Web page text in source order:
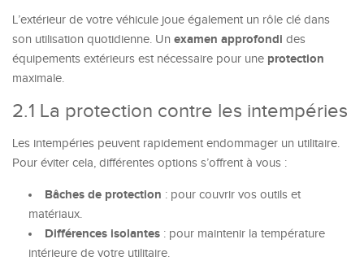
L’extérieur de votre véhicule joue également un rôle clé dans
son utilisation quotidienne. Un examen approfondi des
équipements extérieurs est nécessaire pour une protection
maximale.
2.1 La protection contre les intempéries
Les intempéries peuvent rapidement endommager un utilitaire.
Pour éviter cela, différentes options s’offrent à vous :
Bâches de protection : pour couvrir vos outils et
matériaux.
Différences isolantes : pour maintenir la température
intérieure de votre utilitaire.